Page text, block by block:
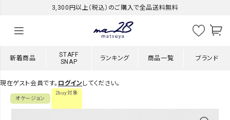
3,300円以上（税込）のご購入で全品送料無料
新着商品
STAFF
SNAP
ランキング 商品一覧 ブランド
現在ゲスト会員です。 ログインしてください。
オケージョン
2buy対象